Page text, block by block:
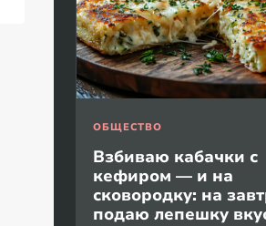
ОБЩЕСТВО
Взбиваю кабачки с
кефиром — и на
сковородку: на
подаю лепешку